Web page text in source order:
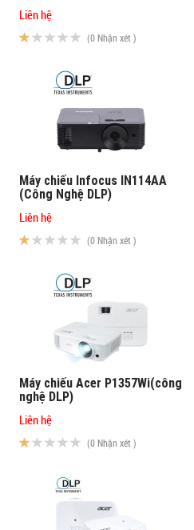
Liên hệ
(0 Nhận xét )
Máy chiếu Infocus IN114AA
(Công Nghệ DLP)
Liên hệ
(0 Nhận xét )
Máy chiếu Acer P1357Wi(công
nghệ DLP)
Liên hệ
(0 Nhận xét )